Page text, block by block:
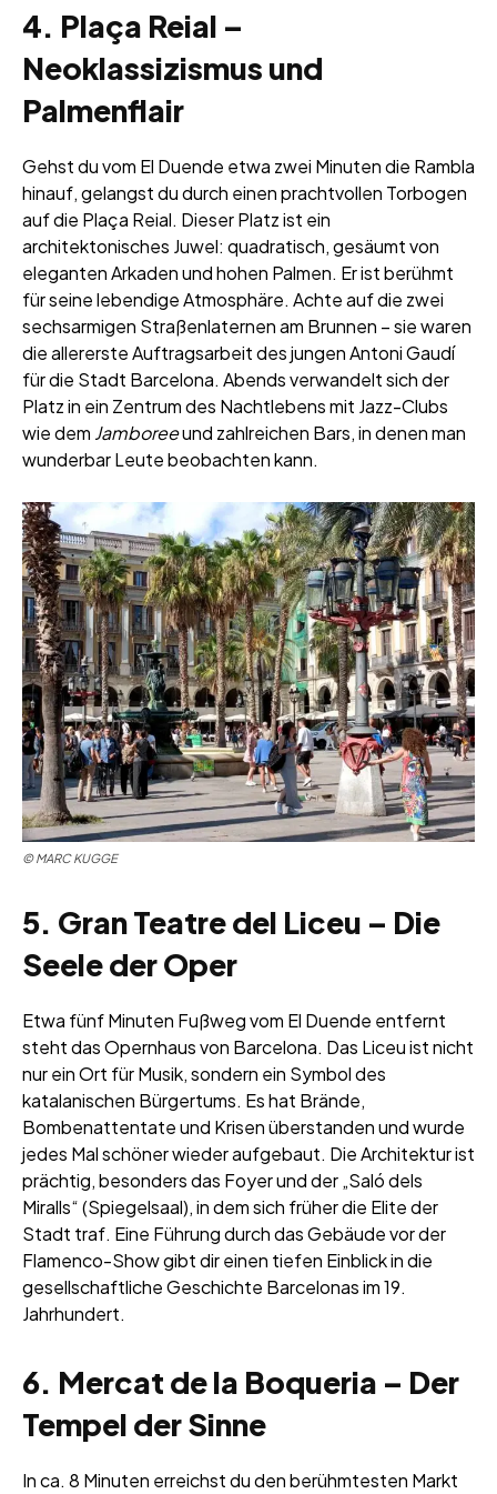
4. Plaça Reial –
Neoklassizismus und
Palmenflair
Gehst du vom El Duende etwa zwei Minuten die Rambla
hinauf, gelangst du durch einen prachtvollen Torbogen
auf die Plaça Reial. Dieser Platz ist ein
architektonisches Juwel: quadratisch, gesäumt von
eleganten Arkaden und hohen Palmen. Er ist berühmt
für seine lebendige Atmosphäre. Achte auf die zwei
sechsarmigen Straßenlaternen am Brunnen – sie waren
die allererste Auftragsarbeit des jungen Antoni Gaudí
für die Stadt Barcelona. Abends verwandelt sich der
Platz in ein Zentrum des Nachtlebens mit Jazz-Clubs
wie dem Jamboreeund zahlreichen Bars, in denen man
wunderbar Leute beobachten kann.
© MARC KUGGE
5. Gran Teatre del Liceu – Die
Seele der Oper
Etwa fünf Minuten Fußweg vom El Duende entfernt
steht das Opernhaus von Barcelona. Das Liceu ist nicht
nur ein Ort für Musik, sondern ein Symbol des
katalanischen Bürgertums. Es hat Brände,
Bombenattentate und Krisen überstanden und wurde
jedes Mal schöner wieder aufgebaut. Die Architektur ist
prächtig, besonders das Foyer und der „Saló dels
Miralls“ (Spiegelsaal), in dem sich früher die Elite der
Stadt traf. Eine Führung durch das Gebäude vor der
Flamenco-Show gibt dir einen tiefen Einblick in die
gesellschaftliche Geschichte Barcelonas im 19.
Jahrhundert.
6. Mercat de la Boqueria – Der
Tempel der Sinne
In ca. 8 Minuten erreichst du den berühmtesten Markt